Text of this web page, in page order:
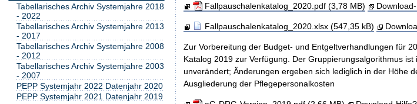
Fallpauschalenkatalog_2020.pdf (3,78 MB)
Fallpauschalenkatalog_2020.xlsx (547,35 kB)
Zur Vorbereitung der Budget- und Entgeltverhandlungen für
Katalog 2019 zur Verfügung. Der Gruppierungsalgorithmus
unverändert; Änderungen ergeben sich lediglich in der Höhe
Ausgliederung der Pflegepersonalkosten
Tabellarisches Archiv Systemjahre 2018
- 2022
Tabellarisches Archiv Systemjahre 2013
- 2017
Tabellarisches Archiv Systemjahre 2008
- 2012
Tabellarisches Archiv Systemjahre 2003
- 2007
PEPP Systemjahr 2022 Datenjahr 2020
PEPP Systemjahr 2021 Datenjahr 2019